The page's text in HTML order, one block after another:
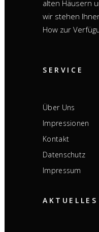
alten Häusern
wir stehen
How zur
SERVICE
Über Uns
Impressionen
Kontakt
Datenschutz
Impressum
AKTUELLES